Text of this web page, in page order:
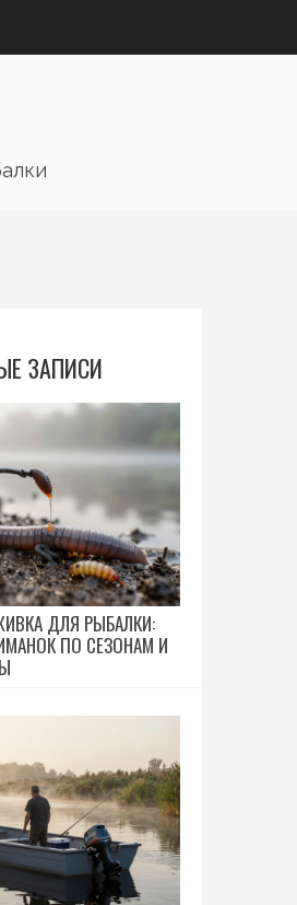
ЗАПИСИ
ДЛЯ РЫБАЛКИ:
ПО СЕЗОНАМ И